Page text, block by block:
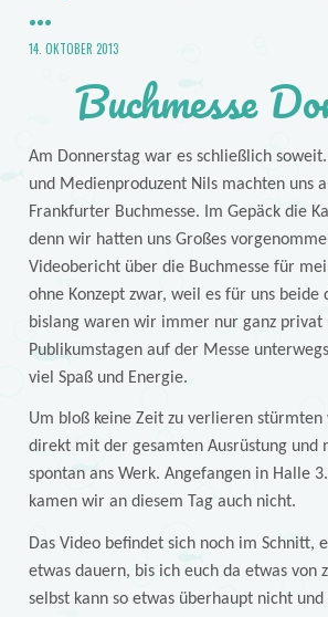
…
14. OKTOBER 2013
Buchmesse
Am Donnerstag war es schließlich
und Medienproduzent Nils machten uns
Frankfurter Buchmesse. Im Gepäck die
denn wir hatten uns Großes
Videobericht über die Buchmesse für
ohne Konzept zwar, weil es für uns beide
bislang waren wir immer nur ganz privat
Publikumstagen auf der Messe
viel Spaß und Energie.
Um bloß keine Zeit zu verlieren stürmten
direkt mit der gesamten Ausrüstung und
spontan ans Werk. Angefangen in Halle
kamen wir an diesem Tag auch nicht.
Das Video befindet sich noch im Schnitt,
etwas dauern, bis ich euch da etwas von
selbst kann so etwas überhaupt nicht